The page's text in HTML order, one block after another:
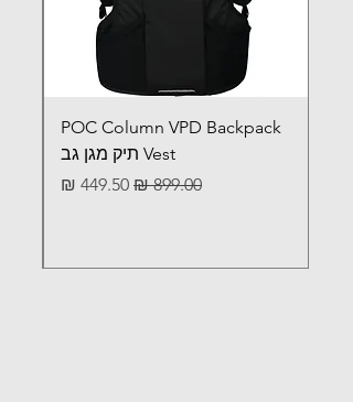
POC Column VPD Backpack
Vest תיק מגן גב
Regular Price
899.00 ₪
Sale Price
449.50 ₪